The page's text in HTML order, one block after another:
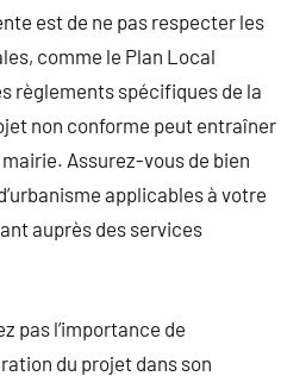
est de ne pas respecter les
comme le Plan Local
règlements spécifiques de la
non conforme peut entraîner
Assurez-vous de bien
applicables à votre
auprès des services
pas l’importance de
du projet dans son